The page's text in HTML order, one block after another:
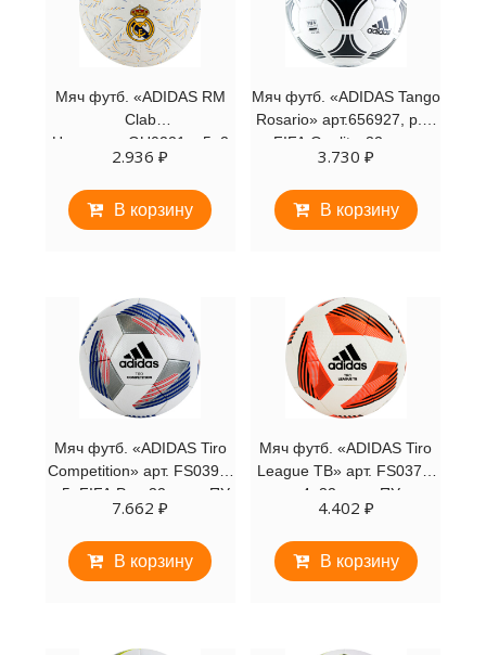
Мяч футб. «ADIDAS RM
Clab
Home»арт.GU0221,р.5, 2
пан, гл.ТПУ, маш. сш,
белый
2.936₽
В корзину
Мяч футб. «ADIDAS Tango
Rosario» арт.656927, р.5,
FIFA Quality, 32 пан,
глянц.ПУ, руч.сш, бел-чер
3.730 ₽
В корзину
Мяч футб. «ADIDAS Tiro
Competition» арт. FS0392,
р.5, FIFA Pro, 32 пан., ПУ,
термосшивка, бело-синий
7.662₽
В корзину
Мяч футб. «ADIDAS Tiro
League TB» арт. FS0374,
р.4, 32 пан., ПУ,
термосшивка, бело-
оранжевый
4.402 ₽
В корзину